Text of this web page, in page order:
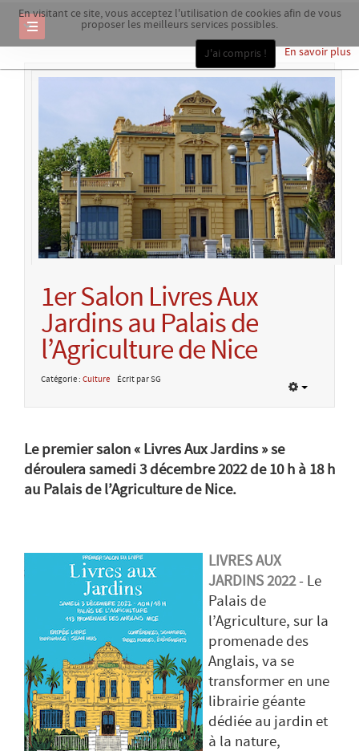
En visitant ce site, vous acceptez l'utilisation de cookies afin de vous
proposer les meilleurs services possibles.
En savoir plus
J'ai compris !
1er Salon Livres Aux
Jardins au Palais de
l’Agriculture de Nice
Catégorie : Culture Écrit par SG
Le premier salon « Livres Aux Jardins » se
déroulera samedi 3 décembre 2022 de 10 h à 18 h
au Palais de l’Agriculture de Nice.
LIVRES AUX
JARDINS 2022- Le
Palais de
l’Agriculture, sur la
promenade des
Anglais, va se
transformer en une
librairie géante
dédiée au jardin et
à la nature,